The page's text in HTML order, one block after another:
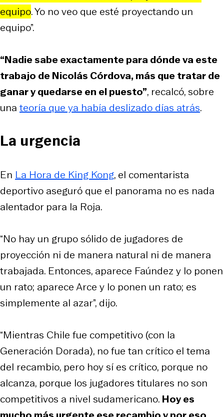
equipo. Yo no veo que esté proyectando un
equipo”.
“Nadie sabe exactamente para dónde va este
trabajo de Nicolás Córdova, más que tratar de
ganar y quedarse en el puesto”, recalcó, sobre
unateoría que ya había deslizado días atrás.
La urgencia
En La Hora de King Kong, el comentarista
deportivo aseguró que el panorama no es nada
alentador para la Roja.
“No hay un grupo sólido de jugadores de
proyección ni de manera natural ni de manera
trabajada. Entonces, aparece Faúndez y lo ponen
un rato; aparece Arce y lo ponen un rato; es
simplemente al azar”, dijo.
“Mientras Chile fue competitivo (con la
Generación Dorada), no fue tan crítico el tema
del recambio, pero hoy sí es crítico, porque no
alcanza, porque los jugadores titulares no son
competitivos a nivel sudamericano. Hoy es